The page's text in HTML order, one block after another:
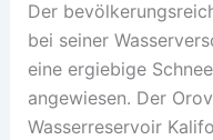
Der
bei seiner
eine ergiebige
angewiesen. Der
Wasserreservoir